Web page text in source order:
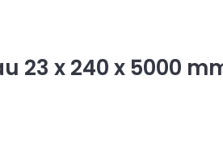
23 x 240 x 5000